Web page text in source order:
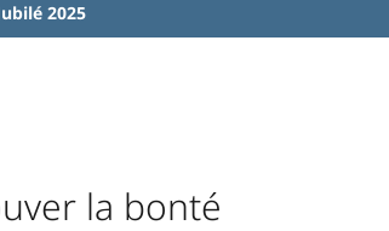
2025
la bonté